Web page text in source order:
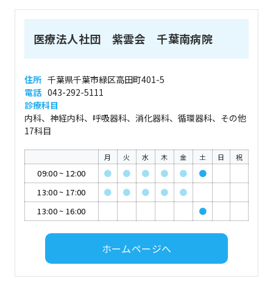
医療法人社団 紫雲会 千葉南病院
住所 千葉県千葉市緑区高田町401-5
電話 043-292-5111
診療科目
内科、神経内科、呼吸器科、消化器科、循環器科、その他
17科目
月 火 水 木 金 土 日 祝
09:00~ 12:00 ● ● ● ● ●
●
13:00~ 17:00 ● ● ● ●
●
13:00~ 16:00 ●
ホームページへ